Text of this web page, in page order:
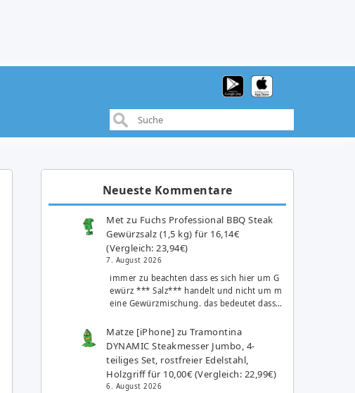
Neueste Kommentare
Met zu Fuchs Professional BBQ Steak
Gewürzsalz (1,5 kg) für 16,14€
(Vergleich: 23,94€)
7. August 2026
immer zu beachten dass es sich hier um G
ewürz *** Salz*** handelt und nicht um m
eine Gewürzmischung. das bedeutet dass…
Matze [iPhone] zuTramontina
DYNAMIC Steakmesser Jumbo, 4-
teiliges Set, rostfreier Edelstahl,
Holzgriff für 10,00€ (Vergleich: 22,99€)
6. August 2026